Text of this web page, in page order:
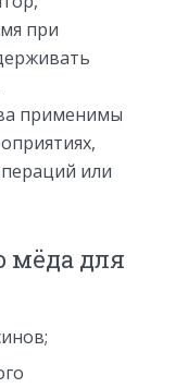
при
применимы
или
мёда для